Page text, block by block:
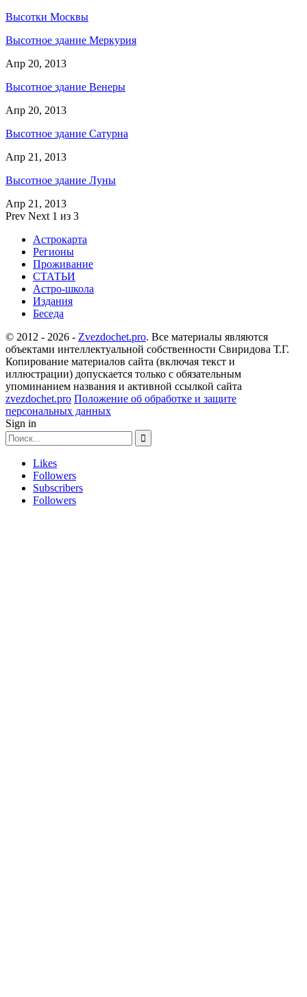
Высотки Москвы
Высотное здание Меркурия
Апр 20, 2013
Высотное здание Венеры
Апр 20, 2013
Высотное здание Сатурна
Апр 21, 2013
Высотное здание Луны
Апр 21, 2013
Prev Next 1 из 3
Астрокарта
Регионы
Проживание
СТАТЬИ
Астро-школа
Издания
Беседа
© 2012 - 2026 - Zvezdochet.pro. Все материалы являются
объектами интеллектуальной собственности Свиридова Т.Г.
Копирование материалов сайта (включая текст и
иллюстрации) допускается только с обязательным
упоминанием названия и активной ссылкой сайта
zvezdochet.pro Положение об обработке и защите
персональных данных
Sign in
Likes
Followers
Subscribers
Followers